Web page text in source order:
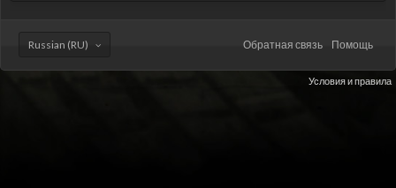
Russian (RU) Обратная связь Помощь
Условия и правила